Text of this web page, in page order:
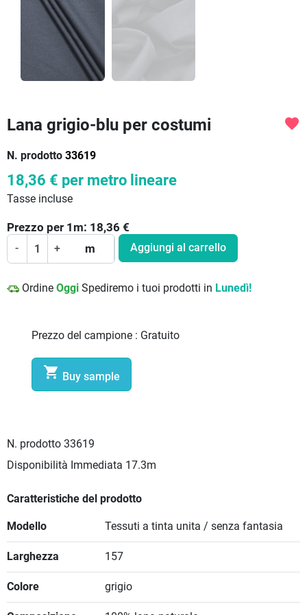
Lana grigio-blu per costumi
N. prodotto 33619
favorite
18,36 € per metro lineare
Tasse incluse
Prezzo per 1 m: 18,36 €
- + m Aggiungi al carrello
Ordine Oggi Spediremo i tuoi prodotti in Lunedì!
Prezzo del campione : Gratuito
 Buy sample
N. prodotto 33619
Disponibilità Immediata 17.3m
Caratteristiche del prodotto
Modello Tessuti a tinta unita / senza fantasia
Larghezza 157
Colore grigio